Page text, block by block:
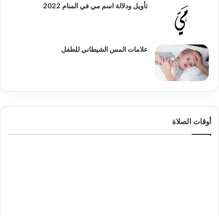
تأويل ودلالة اسم مي في المنام 2022
علامات المس الشيطاني للطفل
أوقات الصلاة